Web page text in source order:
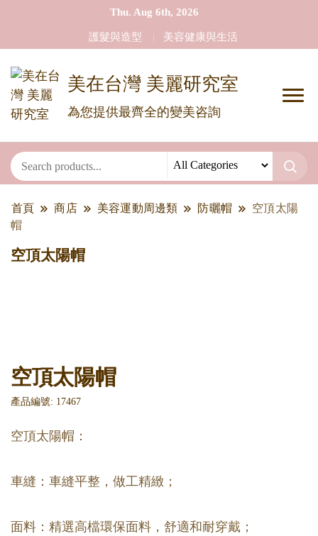
Thu. Aug 6th, 2026
護髮與造型 美容健康與生活
美在台灣 美麗研究室
為您提供最齊全的變美咨詢
首頁 商店 美容運動周邊類 防曬帽
空頂太陽
帽
空頂太陽帽
空頂太陽帽
產品編號: 17467
空頂太陽帽：
車縫：車縫平整，做工精緻；
面料：精選高檔環保面料，舒適和耐穿戴；